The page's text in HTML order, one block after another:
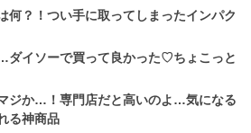
何？！つい手に取ってしまったインパク
ダイソーで買って良かった♡ちょこっと
ジか…！専門店だと高いのよ…気になる
る神商品